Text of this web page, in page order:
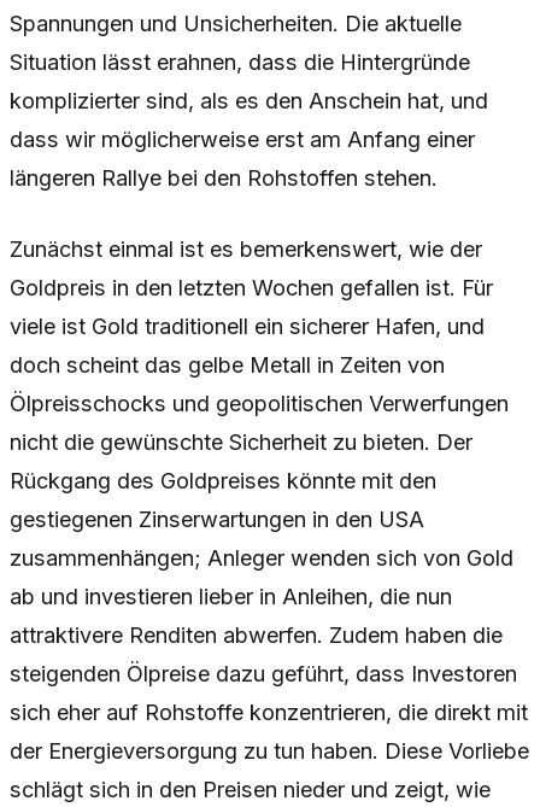
Spannungen und Unsicherheiten. Die aktuelle
Situation lässt erahnen, dass die Hintergründe
komplizierter sind, als es den Anschein hat, und
dass wir möglicherweise erst am Anfang einer
längeren Rallye bei den Rohstoffen stehen.
Zunächst einmal ist es bemerkenswert, wie der
Goldpreis in den letzten Wochen gefallen ist. Für
viele ist Gold traditionell ein sicherer Hafen, und
doch scheint das gelbe Metall in Zeiten von
Ölpreisschocks und geopolitischen Verwerfungen
nicht die gewünschte Sicherheit zu bieten. Der
Rückgang des Goldpreises könnte mit den
gestiegenen Zinserwartungen in den USA
zusammenhängen; Anleger wenden sich von Gold
ab und investieren lieber in Anleihen, die nun
attraktivere Renditen abwerfen. Zudem haben die
steigenden Ölpreise dazu geführt, dass Investoren
sich eher auf Rohstoffe konzentrieren, die direkt mit
der Energieversorgung zu tun haben. Diese Vorliebe
schlägt sich in den Preisen nieder und zeigt, wie